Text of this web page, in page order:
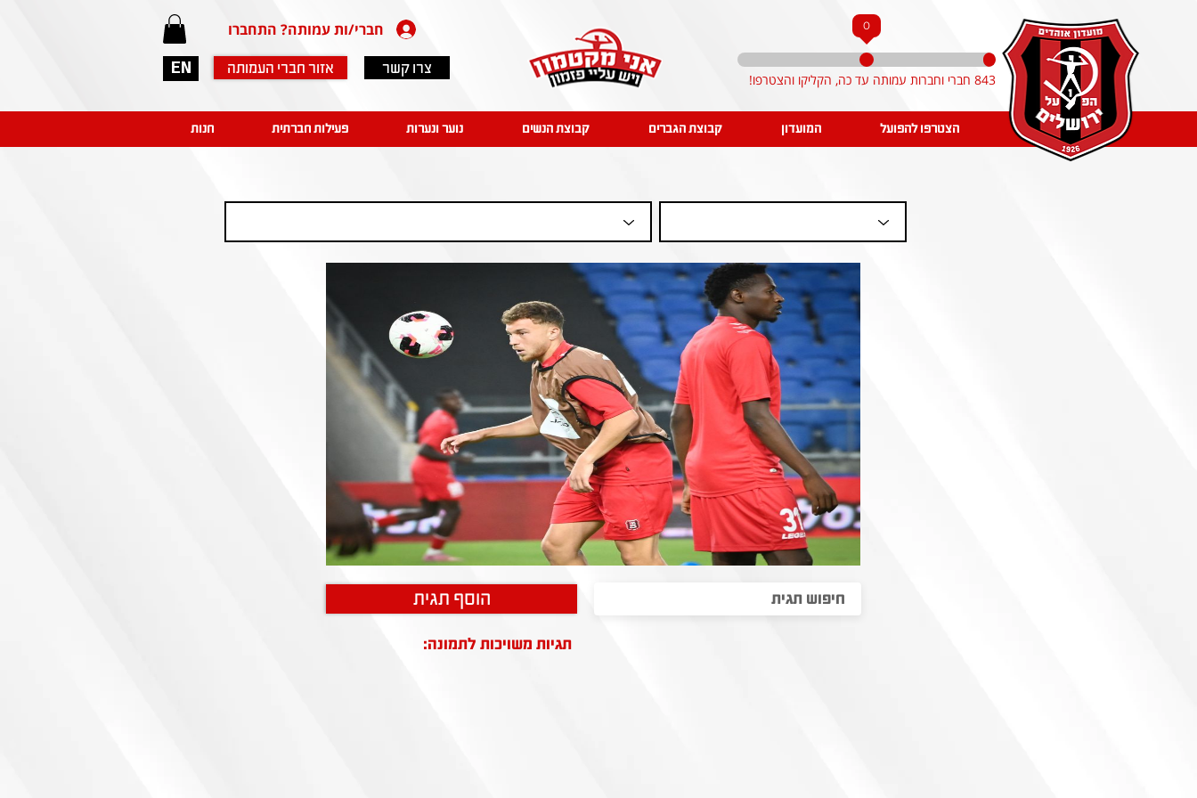
EN
חברי/ות עמותה? התחברו
אזור חברי העמותה צרו קשר
0
843 חברי וחברות עמותה עד כה, הקליקו והצטרפו!
הצטרפו להפועל המועדון קבוצת הגברים קבוצת הנשים נוער ונערות פעילות חברתית חנות
הוסף תגית
תגיות משויכות לתמונה: